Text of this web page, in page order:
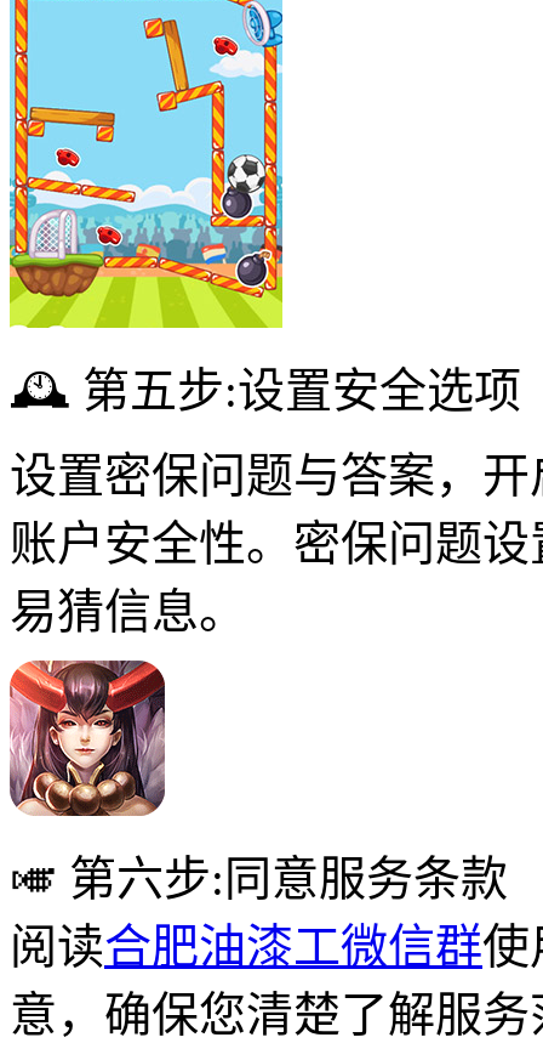
🕰 第五步:设置安全选项
设置密保问题与答案，
账户安全性。密保问题
易猜信息。
🎺 第六步:同意服务条款
阅读合肥油漆工微信群使
意，确保您清楚了解服